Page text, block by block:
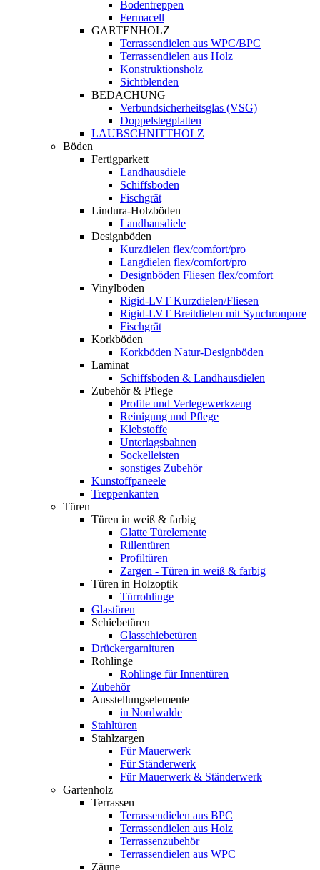
Bodentreppen
Fermacell
GARTENHOLZ
Terrassendielen aus WPC/BPC
Terrassendielen aus Holz
Konstruktionsholz
Sichtblenden
BEDACHUNG
Verbundsicherheitsglas (VSG)
Doppelstegplatten
LAUBSCHNITTHOLZ
Böden
Fertigparkett
Landhausdiele
Schiffsboden
Fischgrät
Lindura-Holzböden
Landhausdiele
Designböden
Kurzdielen flex/comfort/pro
Langdielen flex/comfort/pro
Designböden Fliesen flex/comfort
Vinylböden
Rigid-LVT Kurzdielen/Fliesen
Rigid-LVT Breitdielen mit Synchronpore
Fischgrät
Korkböden
Korkböden Natur-Designböden
Laminat
Schiffsböden & Landhausdielen
Zubehör & Pflege
Profile und Verlegewerkzeug
Reinigung und Pflege
Klebstoffe
Unterlagsbahnen
Sockelleisten
sonstiges Zubehör
Kunstoffpaneele
Treppenkanten
Türen
Türen in weiß & farbig
Glatte Türelemente
Rillentüren
Profiltüren
Zargen - Türen in weiß & farbig
Türen in Holzoptik
Türrohlinge
Glastüren
Schiebetüren
Glasschiebetüren
Drückergarnituren
Rohlinge
Rohlinge für Innentüren
Zubehör
Ausstellungselemente
in Nordwalde
Stahltüren
Stahlzargen
Für Mauerwerk
Für Ständerwerk
Für Mauerwerk & Ständerwerk
Gartenholz
Terrassen
Terrassendielen aus BPC
Terrassendielen aus Holz
Terrassenzubehör
Terrassendielen aus WPC
Zäune